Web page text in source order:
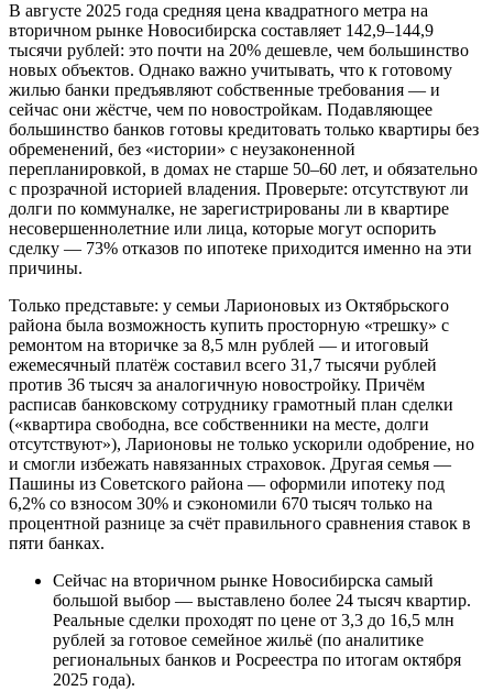
В августе 2025 года средняя цена квадратного метра на
вторичном рынке Новосибирска составляет 142,9–144,9
тысячи рублей: это почти на 20% дешевле, чем большинство
новых объектов. Однако важно учитывать, что к готовому
жилью банки предъявляют собственные требования — и
сейчас они жёстче, чем по новостройкам. Подавляющее
большинство банков готовы кредитовать только квартиры без
обременений, без «истории» с неузаконенной
перепланировкой, в домах не старше 50–60 лет, и обязательно
с прозрачной историей владения. Проверьте: отсутствуют ли
долги по коммуналке, не зарегистрированы ли в квартире
несовершеннолетние или лица, которые могут оспорить
сделку — 73% отказов по ипотеке приходится именно на эти
причины.
Только представьте: у семьи Ларионовых из Октябрьского
района была возможность купить просторную «трешку» с
ремонтом на вторичке за 8,5 млн рублей — и итоговый
ежемесячный платёж составил всего 31,7 тысячи рублей
против 36 тысяч за аналогичную новостройку. Причём
расписав банковскому сотруднику грамотный план сделки
(«квартира свободна, все собственники на месте, долги
отсутствуют»), Ларионовы не только ускорили одобрение, но
и смогли избежать навязанных страховок. Другая семья —
Пашины из Советского района — оформили ипотеку под
6,2% со взносом 30% и сэкономили 670 тысяч только на
процентной разнице за счёт правильного сравнения ставок в
пяти банках.
Сейчас на вторичном рынке Новосибирска самый
большой выбор — выставлено более 24 тысяч квартир.
Реальные сделки проходят по цене от 3,3 до 16,5 млн
рублей за готовое семейное жильё (по аналитике
региональных банков и Росреестра по итогам октября
2025 года).